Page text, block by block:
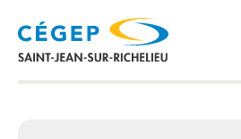
contenu
principal